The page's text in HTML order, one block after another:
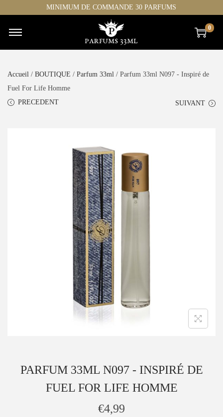
MINIMUM DE COMMANDE 30 PARFUMS
0
Accueil / BOUTIQUE / Parfum 33ml / Parfum 33ml N097 - Inspiré de
Fuel For Life Homme
PRECEDENT
SUIVANT
PARFUM 33ML N097 - INSPIRÉ DE
FUEL FOR LIFE HOMME
€4,99